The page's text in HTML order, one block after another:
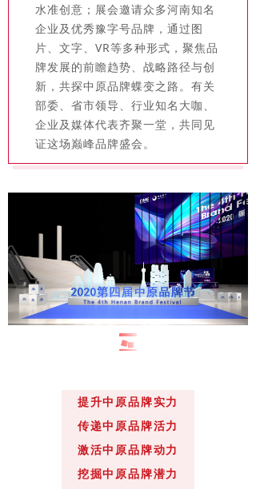
水准创意；展会邀请众多河南知名
企业及优秀豫字号品牌，通过图
片、文字、VR等多种形式，聚焦品
牌发展的前瞻趋势、战略路径与创
新，共探中原品牌蝶变之路。有关
部委、省市领导、行业知名大咖、
企业及媒体代表齐聚一堂，共同见
证这场巅峰品牌盛会。
提升中原品牌实力
传递中原品牌活力
激活中原品牌动力
挖掘中原品牌潜力